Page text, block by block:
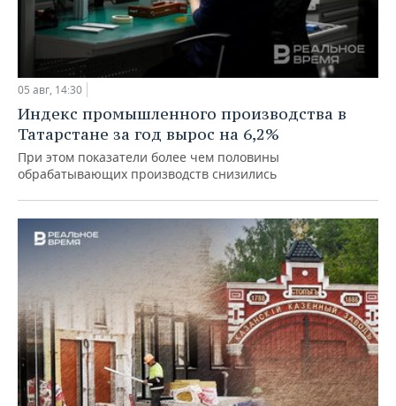
05 авг, 14:30
Индекс промышленного производства в
Татарстане за год вырос на 6,2%
При этом показатели более чем половины
обрабатывающих производств снизились